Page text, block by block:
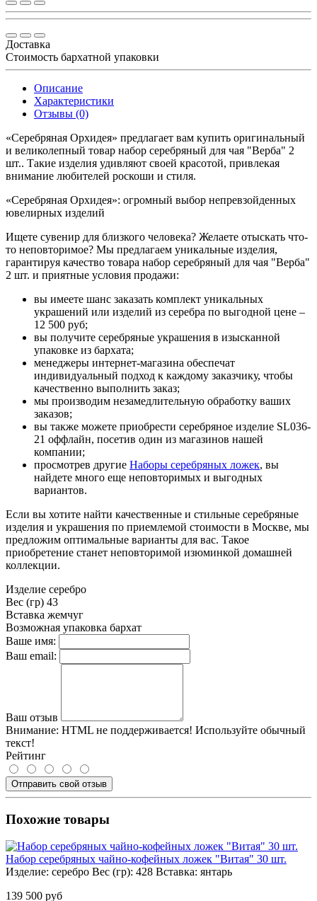
Доставка
Стоимость бархатной упаковки
Описание
Характеристики
Отзывы (0)
«Серебряная Орхидея» предлагает вам купить оригинальный
и великолепный товар набор серебряный для чая "Верба" 2
шт.. Такие изделия удивляют своей красотой, привлекая
внимание любителей роскоши и стиля.
«Серебряная Орхидея»: огромный выбор непревзойденных
ювелирных изделий
Ищете сувенир для близкого человека? Желаете отыскать что-
то неповторимое? Мы предлагаем уникальные изделия,
гарантируя качество товара набор серебряный для чая "Верба"
2 шт. и приятные условия продажи:
вы имеете шанс заказать комплект уникальных
украшений или изделий из серебра по выгодной цене –
12 500 руб;
вы получите серебряные украшения в изысканной
упаковке из бархата;
менеджеры интернет-магазина обеспечат
индивидуальный подход к каждому заказчику, чтобы
качественно выполнить заказ;
мы производим незамедлительную обработку ваших
заказов;
вы также можете приобрести серебряное изделие SL036-
21 оффлайн, посетив один из магазинов нашей
компании;
просмотрев другие Наборы серебряных ложек, вы
найдете много еще неповторимых и выгодных
вариантов.
Если вы хотите найти качественные и стильные серебряные
изделия и украшения по приемлемой стоимости в Москве, мы
предложим оптимальные варианты для вас. Такое
приобретение станет неповторимой изюминкой домашней
коллекции.
Изделие серебро
Вес (гр) 43
Вставка жемчуг
Возможная упаковка бархат
Ваше имя:
Ваш email:
Ваш отзыв
Внимание: HTML не поддерживается! Используйте обычный
текст!
Рейтинг
Отправить свой отзыв
Похожие товары
Набор серебряных чайно-кофейных ложек "Витая" 30 шт.
Изделие: серебро Вес (гр): 428 Вставка: янтарь
139 500 руб